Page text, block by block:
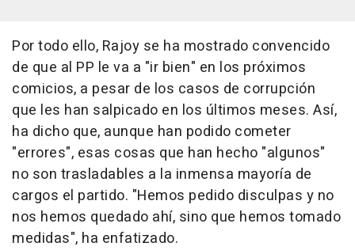
Por todo ello, Rajoy se ha mostrado convencido
de que al PP le va a "ir bien" en los próximos
comicios, a pesar de los casos de corrupción
que les han salpicado en los últimos meses. Así,
ha dicho que, aunque han podido cometer
"errores", esas cosas que han hecho "algunos"
no son trasladables a la inmensa mayoría de
cargos el partido. "Hemos pedido disculpas y no
nos hemos quedado ahí, sino que hemos tomado
medidas", ha enfatizado.